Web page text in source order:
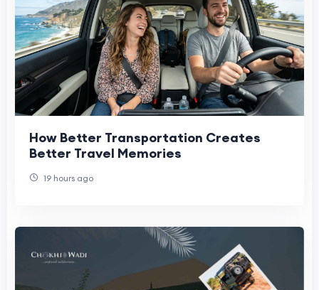
How Better Transportation Creates
Better Travel Memories
19 hours ago